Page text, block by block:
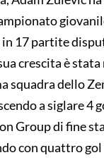
17 partite
crescita è
squadra dello
a siglare
Group di fine
con quattro